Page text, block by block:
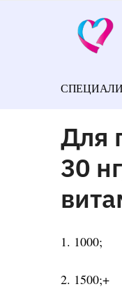
Для
30
1. 1000;
2. 1500;+